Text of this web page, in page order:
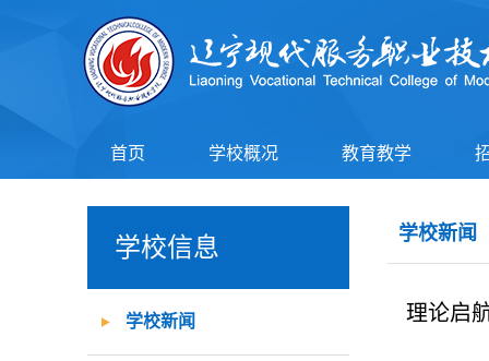
首页 学校概况 教育教学
学校信息
学校新闻
学校新闻
理论启